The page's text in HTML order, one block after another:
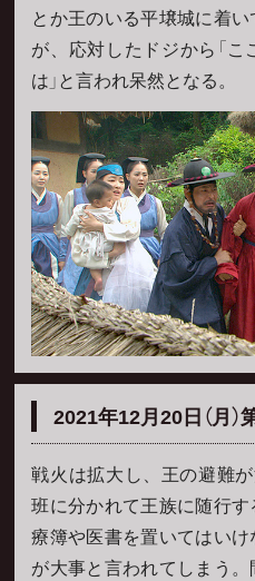
とか王のいる平壌城に着
が、応対したドジから「
は」と言われ呆然となる。
2021年12月20日（月）
戦火は拡大し、王の避難
班に分かれて王族に随行
療簿や医書を置いてはい
が大事と言われてしまう